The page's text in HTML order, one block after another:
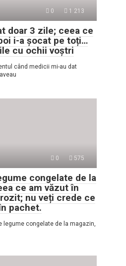
0 1 213
doar 3 zile; ceea ce
i-a șocat pe toți…
cu ochii voștri
când medicii mi-au dat
0 575
congelate de la
ce am văzut în
nu veți crede ce
pachet.
legume congelate de la magazin,